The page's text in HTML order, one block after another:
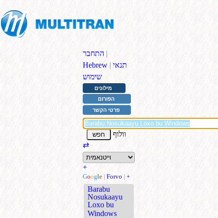
התחבר |
Hebrew | תנאי
שימוש
מילונים
הפורום
פרטי הקשר
וולוף
⇄
+
Google | Forvo | +
Barabu
Nosukaayu
Loxo bu
Windows